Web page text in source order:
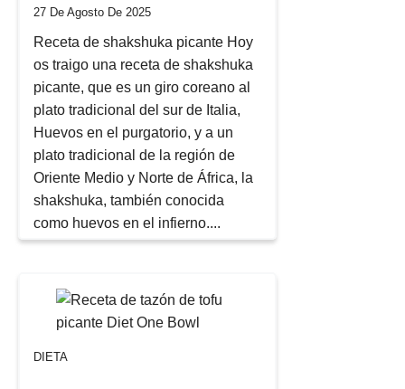
27 De Agosto De 2025
Receta de shakshuka picante Hoy
os traigo una receta de shakshuka
picante, que es un giro coreano al
plato tradicional del sur de Italia,
Huevos en el purgatorio, y a un
plato tradicional de la región de
Oriente Medio y Norte de África, la
shakshuka, también conocida
como huevos en el infierno....
DIETA